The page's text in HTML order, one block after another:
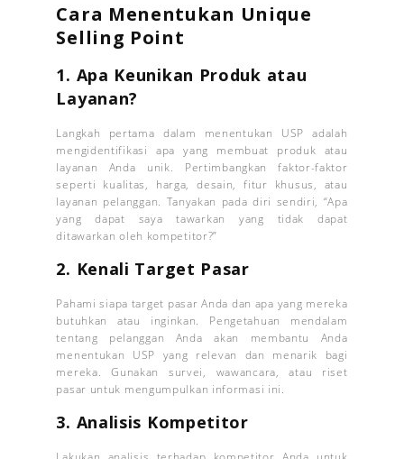
Cara Menentukan Unique
Selling Point
1. Apa Keunikan Produk atau
Layanan?
Langkah pertama dalam menentukan USP adalah
mengidentifikasi apa yang membuat produk atau
layanan Anda unik. Pertimbangkan faktor-faktor
seperti kualitas, harga, desain, fitur khusus, atau
layanan pelanggan. Tanyakan pada diri sendiri, “Apa
yang dapat saya tawarkan yang tidak dapat
ditawarkan oleh kompetitor?”
2. Kenali Target Pasar
Pahami siapa target pasar Anda dan apa yang mereka
butuhkan atau inginkan. Pengetahuan mendalam
tentang pelanggan Anda akan membantu Anda
menentukan USP yang relevan dan menarik bagi
mereka. Gunakan survei, wawancara, atau riset
pasar untuk mengumpulkan informasi ini.
3. Analisis Kompetitor